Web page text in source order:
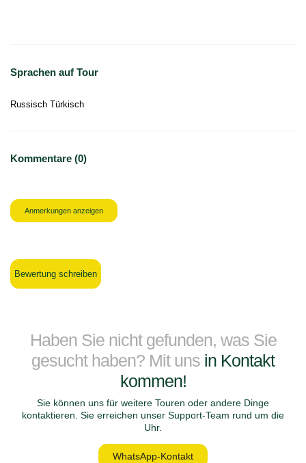
Sprachen auf Tour
Russisch Türkisch
Kommentare (0)
Anmerkungen anzeigen
Bewertung schreiben
Haben Sie nicht gefunden, was Sie
gesucht haben? Mit uns in Kontakt
kommen!
Sie können uns für weitere Touren oder andere Dinge
kontaktieren. Sie erreichen unser Support-Team rund um die
Uhr.
WhatsApp-Kontakt